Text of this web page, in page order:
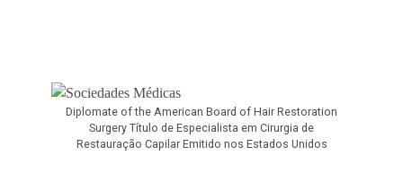
Diplomate of the American Board of Hair Restoration
Surgery Título de Especialista em Cirurgia de
Restauração Capilar Emitido nos Estados Unidos